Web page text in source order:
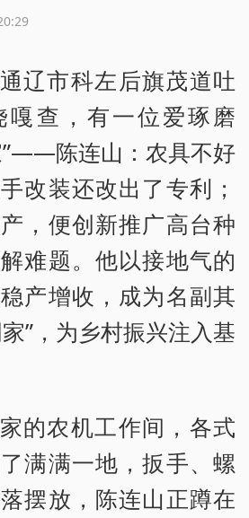
辽市科左后旗茂道吐
嘎查，有一位爱琢磨
”——陈连山：农具不好
改装还改出了专利；
，便创新推广高台种
难题。他以接地气的
产增收，成为名副其
”，为乡村振兴注入基
的农机工作间，各式
满满一地，扳手、螺
摆放，陈连山正蹲在